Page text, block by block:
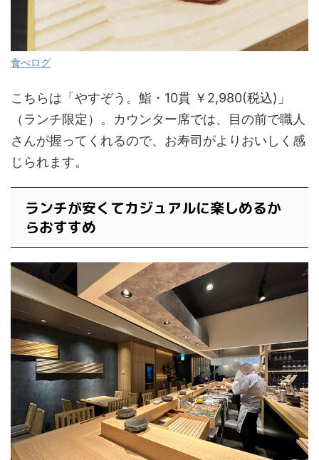
食べログ
こちらは「やすぞう。鮨・10貫 ￥2,980(税込)」
（ランチ限定）。カウンター席では、目の前で職人
さんが握ってくれるので、お寿司がよりおいしく感
じられます。
ランチが安くてカジュアルに楽しめるか
らおすすめ